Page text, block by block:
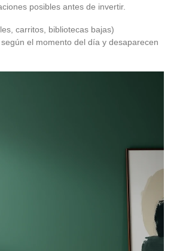
posibles antes de invertir.
carritos, bibliotecas bajas)
el momento del día y desaparecen